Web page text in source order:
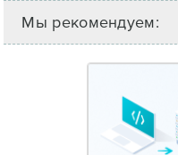
Мы рекомендуем: